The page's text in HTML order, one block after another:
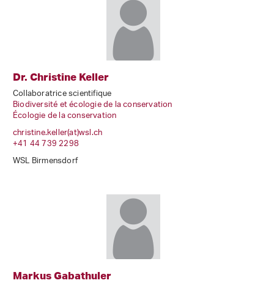
Dr. Christine Keller
Collaboratrice scientifique
Biodiversité et écologie de la conservation
Écologie de la conservation
christine.keller(at)wsl.ch
+41 44 739 2298
WSL Birmensdorf
Markus Gabathuler